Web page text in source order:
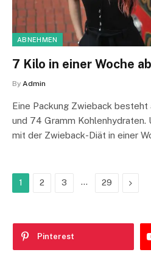
ABNEHMEN
7 Kilo in einer Woche
By Admin
Eine Packung Zwieback
und 74 Gramm
mit der Zwieback-Diät in einer
1 2 3 … 29 Next
Pinterest